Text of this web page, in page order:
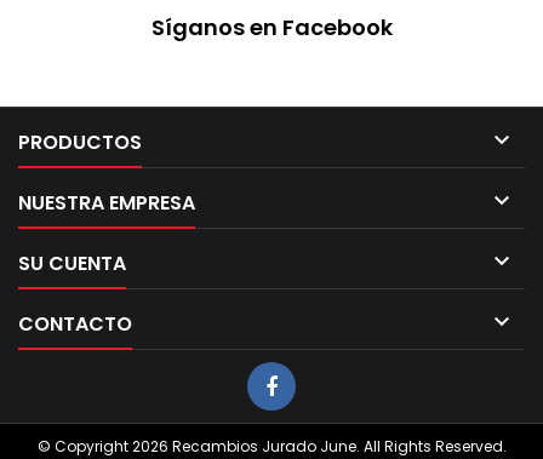
Síganos en Facebook
PRODUCTOS 
NUESTRA EMPRESA 
SU CUENTA 
CONTACTO 
© Copyright 2026 Recambios Jurado June. All Rights Reserved.